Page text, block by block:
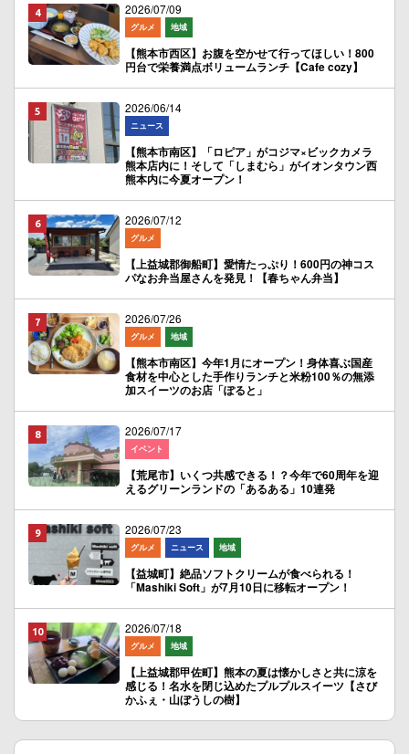
2026/07/09
グルメ 地域
【熊本市西区】お腹を空かせて行ってほしい！800
円台で栄養満点ボリュームランチ【Cafe cozy】
2026/06/14
ニュース
【熊本市南区】「ロピア」がコジマ×ビックカメラ
熊本店内に！そして「しまむら」がイオンタウン西
熊本内に今夏オープン！
2026/07/12
グルメ
【上益城郡御船町】愛情たっぷり！600円の神コス
パなお弁当屋さんを発見！【春ちゃん弁当】
2026/07/26
グルメ 地域
【熊本市南区】今年1月にオープン！身体喜ぶ国産
食材を中心とした手作りランチと米粉100％の無添
加スイーツのお店「ぽると」
2026/07/17
イベント
【荒尾市】いくつ共感できる！？今年で60周年を迎
えるグリーンランドの「あるある」10連発
2026/07/23
グルメ ニュース 地域
【益城町】絶品ソフトクリームが食べられる！
「Mashiki Soft」が7月10日に移転オープン！
2026/07/18
グルメ 地域
【上益城郡甲佐町】熊本の夏は懐かしさと共に涼を
感じる！名水を閉じ込めたプルプルスイーツ【さび
かふぇ・山ぼうしの樹】